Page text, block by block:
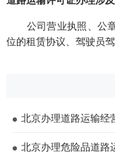
公司营业执照、公章
位的租赁协议、驾驶员驾
北京办理道路运输经
北京办理危险品道路